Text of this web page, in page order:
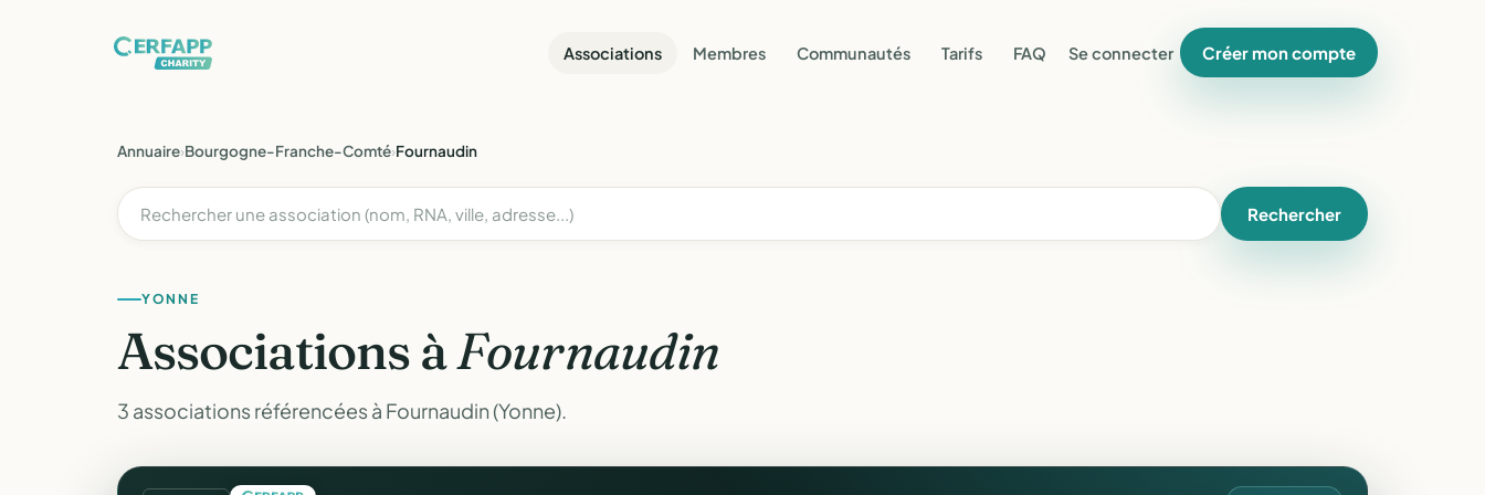
Associations Membres Communautés Tarifs FAQ Se connecter Créer mon compte
Annuaire›Bourgogne-Franche-Comté›Fournaudin
Rechercher
YONNE
Associations àFournaudin
3 associations référencées à Fournaudin (Yonne).